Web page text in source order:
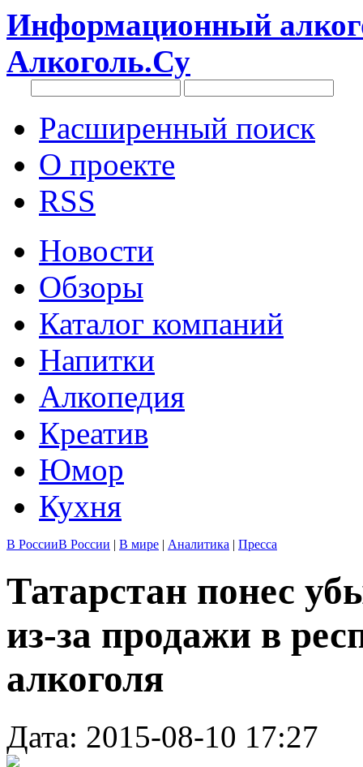
Информационный
Алкоголь.Су
Расширенный поиск
О проекте
RSS
Новости
Обзоры
Каталог компаний
Напитки
Алкопедия
Креатив
Юмор
Кухня
В РоссииВ России | В мире | Аналитика | Пресса
Татарстан понес
из-за продажи в
алкоголя
Дата: 2015-08-10 17:27